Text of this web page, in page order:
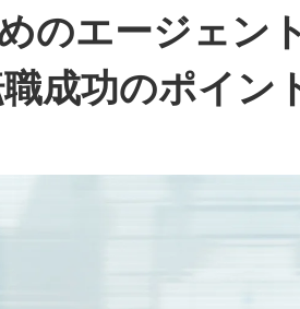
のエージェン
成功のポイン